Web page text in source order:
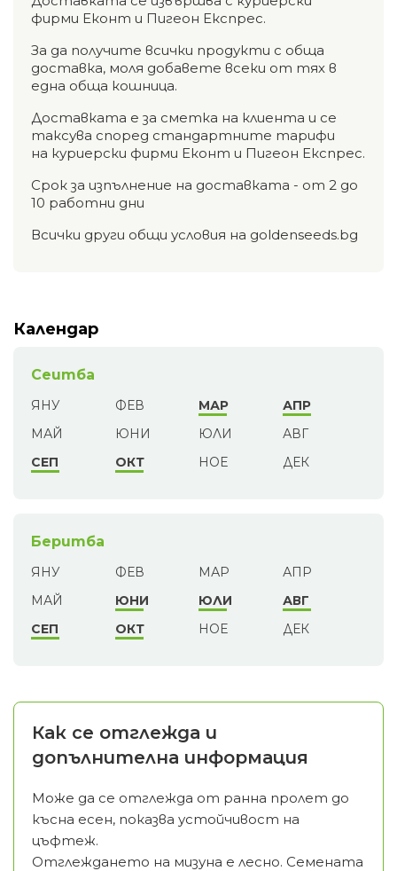
фирми Еконт и Пигеон Експрес.
За да получите всички продукти с обща
доставка, моля добавете всеки от тях в
една обща кошница.
Доставката е за сметка на клиента и се
таксува според стандартните тарифи
на куриерски фирми Еконт и Пигеон Експрес.
Срок за изпълнение на доставката - от 2 до
10 работни дни
Всички други общи условия на goldenseeds.bg
Календар
Сеитба
ЯНУ ФЕВ МАР
АПР
МАЙ
ЮНИ ЮЛИ
АВГ
СЕП
ОКТ НОЕ ДЕК
Беритба
ЯНУ ФЕВ МАР
АПР
МАЙ
ЮНИ ЮЛИ
АВГ
СЕП
ОКТ НОЕ ДЕК
Как се отглежда и
допълнителна информация
Може да се отглежда от ранна пролет до
късна есен, показва устойчивост на
цъфтеж.
Отглеждането на мизуна е лесно. Семената